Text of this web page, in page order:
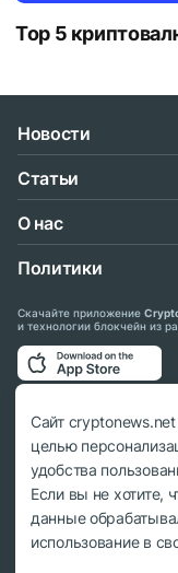
Top 5
Новости
Статьи
О нас
Политики
Скачайте приложение
и технологии блокчейн из
Подписывайтесь на нас в
© 2018 - 2026 Crypto News.
cryptonews.net обязательна.
Сайт
целью
удобства
Если вы не хотите,
данные
использование в